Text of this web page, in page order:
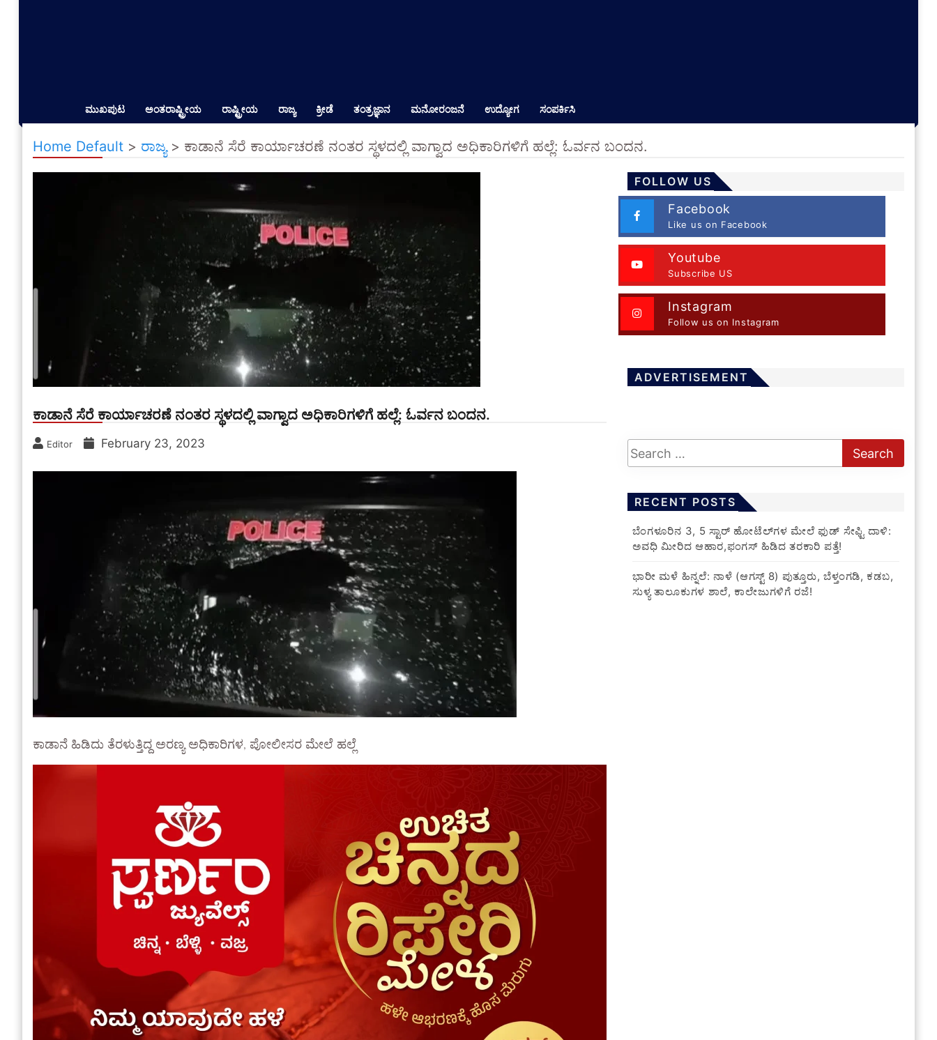
ಮುಖಪುಟ ಅಂತರಾಷ್ಟ್ರೀಯ ರಾಷ್ಟ್ರೀಯ ರಾಜ್ಯ ಕ್ರೀಡೆ ತಂತ್ರಜ್ಞಾನ ಮನೋರಂಜನೆ ಉದ್ಯೋಗ ಸಂಪರ್ಕಿಸಿ
Home Default > ರಾಜ್ಯ> ಕಾಡಾನೆ ಸೆರೆ ಕಾರ್ಯಾಚರಣೆ ನಂತರ ಸ್ಥಳದಲ್ಲಿ ವಾಗ್ವಾದ ಅಧಿಕಾರಿಗಳಿಗೆ ಹಲ್ಲೆ: ಓರ್ವನ ಬಂದನ.
ಕಾಡಾನೆ ಸೆರೆ ಕಾರ್ಯಾಚರಣೆ ನಂತರ ಸ್ಥಳದಲ್ಲಿ ವಾಗ್ವಾದ ಅಧಿಕಾರಿಗಳಿಗೆ ಹಲ್ಲೆ: ಓರ್ವನ ಬಂದನ.
Editor February 23, 2023
ಕಾಡಾನೆ ಹಿಡಿದು ತೆರಳುತ್ತಿದ್ದ ಅರಣ್ಯ ಅಧಿಕಾರಿಗಳ, ಪೋಲೀಸರ ಮೇಲೆ ಹಲ್ಲೆ
FOLLOW US
Facebook
Like us on Facebook
Youtube
Subscribe US
Instagram
Follow us on Instagram
ADVERTISEMENT
RECENT POSTS
​ಬೆಂಗಳೂರಿನ 3, 5 ಸ್ಟಾರ್ ಹೋಟೆಲ್‌ಗಳ ಮೇಲೆ ಫುಡ್ ಸೇಫ್ಟಿ ದಾಳಿ:
ಅವಧಿ ಮೀರಿದ ಆಹಾರ,ಫಂಗಸ್ ಹಿಡಿದ ತರಕಾರಿ ಪತ್ತೆ!
​ಭಾರೀ ಮಳೆ ಹಿನ್ನಲೆ: ನಾಳೆ (ಆಗಸ್ಟ್ 8) ಪುತ್ತೂರು, ಬೆಳ್ತಂಗಡಿ, ಕಡಬ,
ಸುಳ್ಯ ತಾಲೂಕುಗಳ ಶಾಲೆ, ಕಾಲೇಜುಗಳಿಗೆ ರಜೆ!